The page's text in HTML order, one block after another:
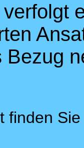
Bezug
finden